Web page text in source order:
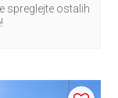
spreglejte ostalih